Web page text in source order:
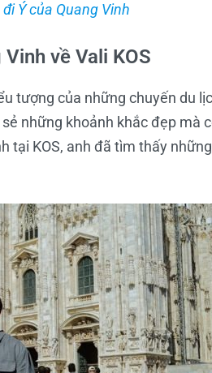
Ý của Quang Vinh
về Vali KOS
tượng của những chuyến du
những khoảnh khắc đẹp mà
tại KOS, anh đã tìm thấy